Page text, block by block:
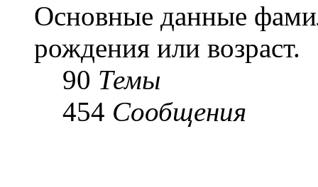
Основные данные
рождения или возраст.
90 Темы
454 Сообщения